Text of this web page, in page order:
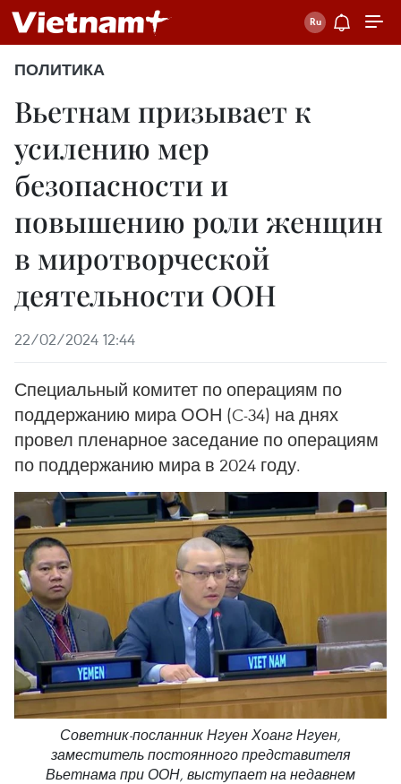
ПОЛИТИКА
Вьетнам призывает к
усилению мер
безопасности и
повышению роли женщин
в миротворческой
деятельности ООН
22/02/2024 12:44
Специальный комитет по операциям по
поддержанию мира ООН (C-34) на днях
провел пленарное заседание по операциям
по поддержанию мира в 2024 году.
Советник-посланник Нгуен Хоанг Нгуен,
заместитель постоянного представителя
Вьетнама при ООН, выступает на недавнем